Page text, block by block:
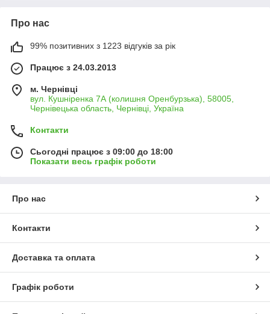
Про нас
99% позитивних з 1223 відгуків за рік
Працює з 24.03.2013
м. Чернівці
вул. Кушніренка 7А (колишня Оренбурзька), 58005,
Чернівецька область, Чернівці, Україна
Контакти
Сьогодні працює з 09:00 до 18:00
Показати весь графік роботи
Про нас
Контакти
Доставка та оплата
Графік роботи